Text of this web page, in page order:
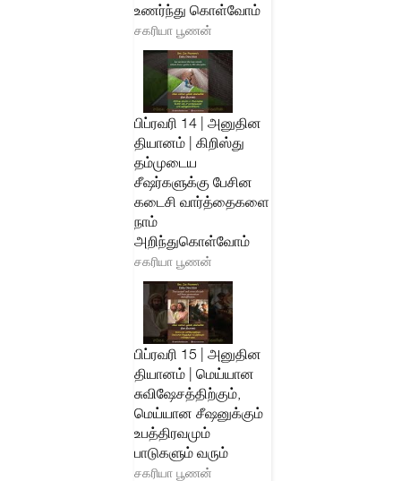
உணர்ந்து கொள்வோம்
சகரியா பூணன்
பிப்ரவரி 14 | அனுதின
தியானம் | கிறிஸ்து
தம்முடைய
சீஷர்களுக்கு பேசின
கடைசி வார்த்தைகளை
நாம்
அறிந்துகொள்வோம்
சகரியா பூணன்
பிப்ரவரி 15 | அனுதின
தியானம் | மெய்யான
சுவிஷேசத்திற்கும்,
மெய்யான சீஷனுக்கும்
உபத்திரவமும்
பாடுகளும் வரும்
சகரியா பூணன்